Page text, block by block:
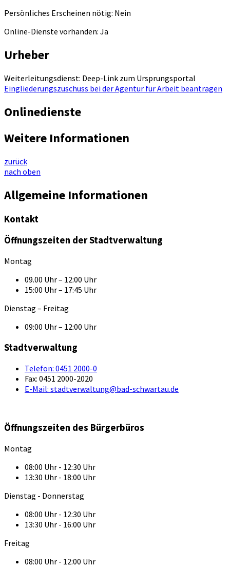
Persönliches Erscheinen nötig: Nein
Online-Dienste vorhanden: Ja
Urheber
Weiterleitungsdienst: Deep-Link zum Ursprungsportal
Eingliederungszuschuss bei der Agentur für Arbeit beantragen
Onlinedienste
Weitere Informationen
zurück
nach oben
Allgemeine Informationen
Kontakt
Öffnungszeiten der Stadtverwaltung
Montag
09.00 Uhr – 12:00 Uhr
15:00 Uhr – 17:45 Uhr
Dienstag – Freitag
09:00 Uhr – 12:00 Uhr
Stadtverwaltung
Telefon: 0451 2000-0
Fax: 0451 2000-2020
E-Mail: stadtverwaltung@bad-schwartau.de
Öffnungszeiten des Bürgerbüros
Montag
08:00 Uhr - 12:30 Uhr
13:30 Uhr - 18:00 Uhr
Dienstag - Donnerstag
08:00 Uhr - 12:30 Uhr
13:30 Uhr - 16:00 Uhr
Freitag
08:00 Uhr - 12:00 Uhr